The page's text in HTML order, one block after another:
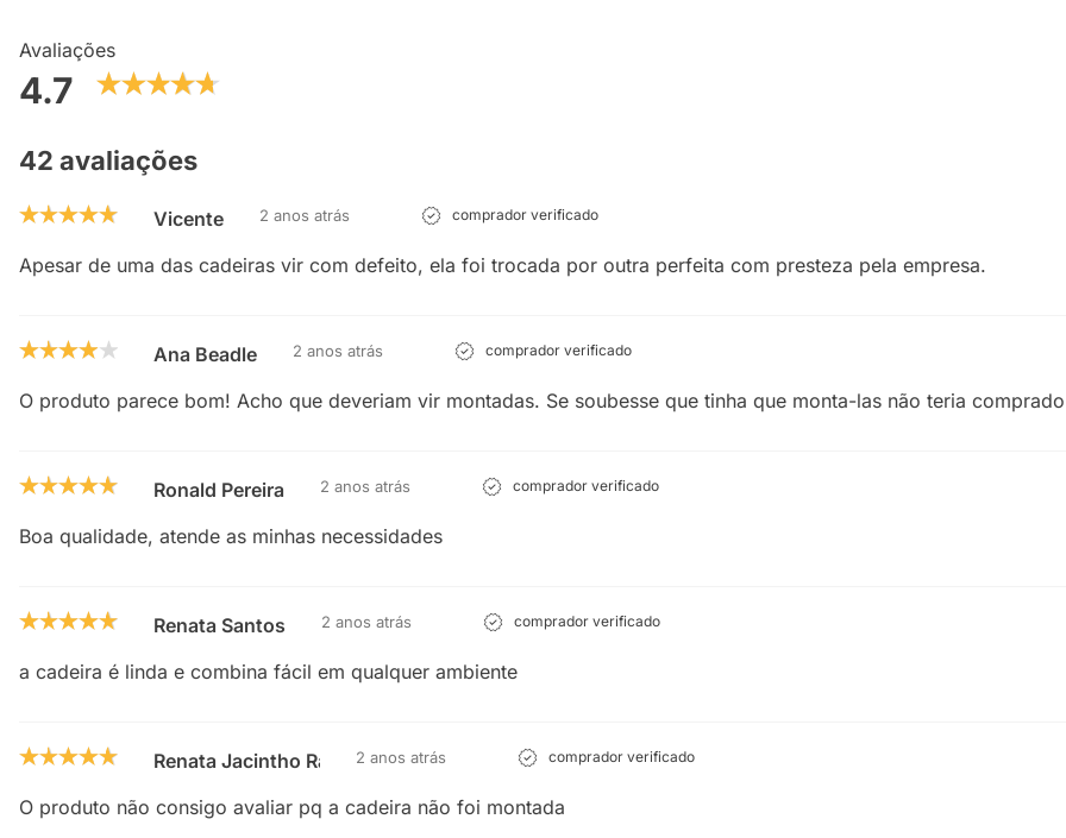
Avaliações
4.7
42 avaliações
Vicente 2 anos atrás comprador verificado
Apesar de uma das cadeiras vir com defeito, ela foi trocada por outra perfeita com presteza pela empresa.
Ana Beadle 2 anos atrás comprador verificado
O produto parece bom! Acho que deveriam vir montadas. Se soubesse que tinha que monta-las não teria
Ronald Pereira 2 anos atrás comprador verificado
Boa qualidade, atende as minhas necessidades
Renata Santos 2 anos atrás comprador verificado
a cadeira é linda e combina fácil em qualquer ambiente
Renata Jacintho Ramos Vieira
2 anos atrás comprador verificado
O produto não consigo avaliar pq a cadeira não foi montada